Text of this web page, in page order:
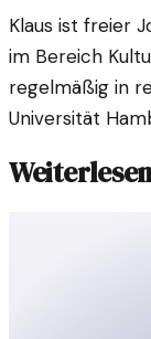
Klaus ist freier
im Bereich
regelmäßig in
Universität